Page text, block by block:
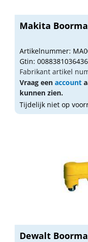
Makita
Artikelnummer:
Gtin: 0088381036436
Fabrikant artikel
Vraag een account
kunnen zien.
Tijdelijk niet op
Dewalt